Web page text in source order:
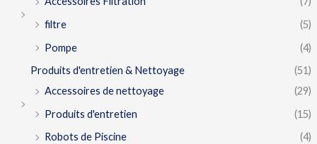
filtre
(5)
Pompe
(4)
Produits d'entretien & Nettoyage
(51)
Accessoires de nettoyage
(29)
Produits d'entretien
(15)
Robots de Piscine
(4)